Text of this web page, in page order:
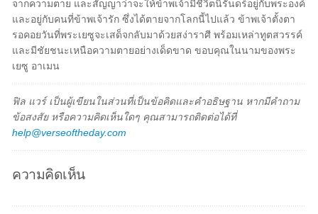
จากความตาย และสัญญาว่าจะให้ข้าพเจ้ามีชีวิตนิรันดร์อยู่กับพระองค์
และอยู่กับคนที่ข้าพเจ้ารัก ซึ่งได้ตายจากโลกนี้ไปแล้ว ข้าพเจ้าตั้งตา
รอคอยวันที่พระเยซูจะเสด็จกลับมาด้วยสง่าราศี พร้อมเหล่าทูตสวรรค์
และมีชัยชนะเหนือความตายอย่างเด็ดขาด ขอบคุณในนามของพระ
เยซู อาเมน
ฟิล แวร์ เป็นผู้เขียนในส่วนที่เป็นข้อคิดและคำอธิษฐาน หากมีคำถาม
ข้อสงสัย หรือความคิดเห็นใดๆ คุณสามารถติดต่อได้ที่
help@verseoftheday.com
ความคิดเห็น